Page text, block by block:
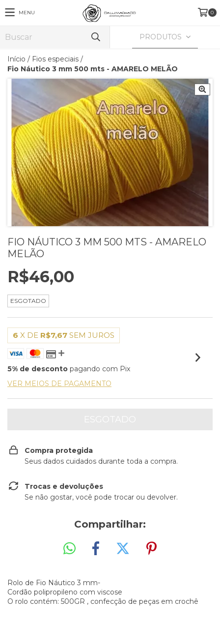
MENU 0
PRODUTOS
Início / Fios especiais /
Fio Náutico 3 mm 500 mts - AMARELO MELÃO
FIO NÁUTICO 3 MM 500 MTS - AMARELO
MELÃO
R$46,00
ESGOTADO
6 X DE R$7,67 SEM JUROS
5% de desconto pagando com Pix
VER MEIOS DE PAGAMENTO
Compra protegida
Seus dados cuidados durante toda a compra.
Trocas e devoluções
Se não gostar, você pode trocar ou devolver.
Compartilhar:
Rolo de Fio Náutico 3 mm-
Cordão polipropileno com viscose
O rolo contém: 500GR , confecção de peças em crochê